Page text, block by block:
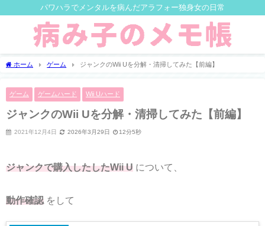
パワハラでメンタルを病んだアラフォー独身女の日常
ホーム ゲーム ジャンクのWii Uを分解・清掃してみた【前編】
ゲーム ゲームハード Wii Uハード
ジャンクのWii Uを分解・清掃してみた【前編】
2021年12月4日 2026年3月29日 12分5秒
ジャンクで購入したしたWii U について、
動作確認 をして